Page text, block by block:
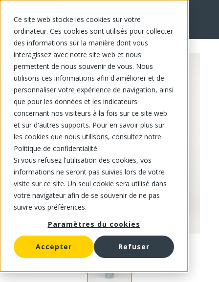
Ce site web stocke les cookies sur votre
ordinateur. Ces cookies sont utilisés pour collecter
des informations sur la manière dont vous
interagissez avec notre site web et nous
permettent de nous souvenir de vous. Nous
utilisons ces informations afin d'améliorer et de
personnaliser votre expérience de navigation, ainsi
que pour les données et les indicateurs
concernant nos visiteurs à la fois sur ce site web
et sur d'autres supports. Pour en savoir plus sur
les cookies que nous utilisons, consultez notre
Politique de confidentialité.
Si vous refusez l'utilisation des cookies, vos
informations ne seront pas suivies lors de votre
visite sur ce site. Un seul cookie sera utilisé dans
votre navigateur afin de se souvenir de ne pas
suivre vos préférences.
Paramètres du cookies
Accepter Refuser
EN